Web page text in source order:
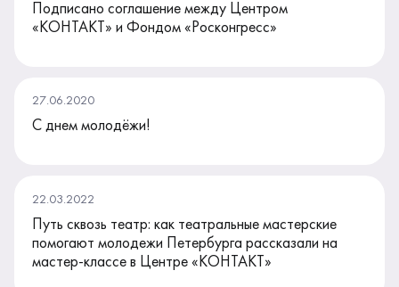
Подписано соглашение между Центром
«КОНТАКТ» и Фондом «Росконгресс»
27.06.2020
C днем молодёжи!
22.03.2022
Путь сквозь театр: как театральные мастерские
помогают молодежи Петербурга рассказали на
мастер-классе в Центре «КОНТАКТ»